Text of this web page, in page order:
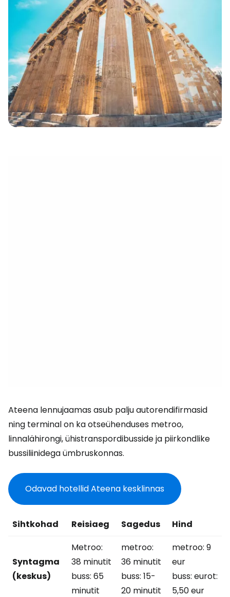
Ateena lennujaamas asub palju autorendifirmasid
ning terminal on ka otseühenduses metroo,
linnalähirongi, ühistranspordibusside ja piirkondlike
bussiliinidega ümbruskonnas.
Odavad hotellid Ateena kesklinnas
Sihtkohad Reisiaeg Sagedus Hind
Syntagma
(keskus)
Metroo:
38 minutit
buss: 65
minutit
metroo:
36 minutit
buss: 15-
20 minutit
metroo: 9
eur
buss: eurot:
5,50 eur